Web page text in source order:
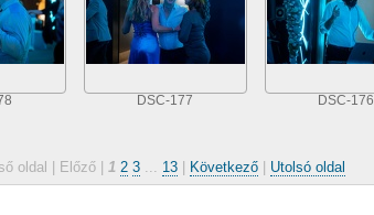
DSC-177 DSC-176
oldal | Előző | 1 2 3... 13 Következő Utolsó oldal